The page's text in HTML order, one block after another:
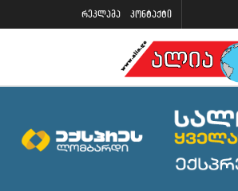
რეკლამა კონტაქტი